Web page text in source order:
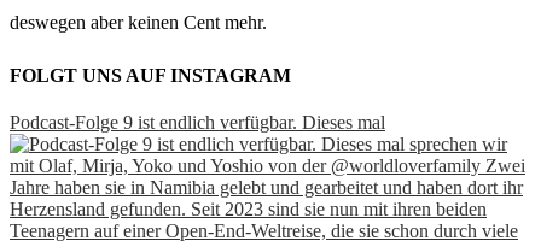
deswegen aber keinen Cent mehr.
FOLGT UNS AUF INSTAGRAM
Podcast-Folge 9 ist endlich verfügbar. Dieses mal